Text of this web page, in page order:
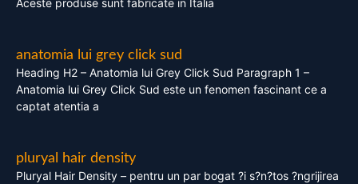
Aceste produse sunt fabricate in Italia
anatomia lui grey click sud
Heading H2 – Anatomia lui Grey Click Sud Paragraph 1 –
Anatomia lui Grey Click Sud este un fenomen fascinant ce a
captat atentia a
pluryal hair density
Pluryal Hair Density – pentru un par bogat ?i s?n?tos ?ngrijirea